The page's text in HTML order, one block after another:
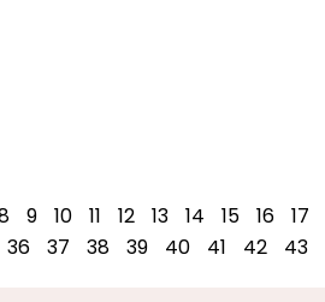
9 10 11 12 13 14 15 16 17
36 37 38 39 40 41 42 43